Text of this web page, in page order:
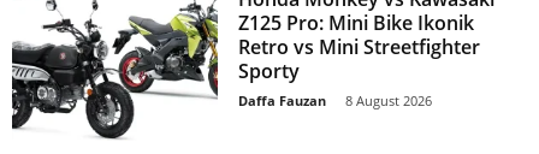
Z125 Pro: Mini Bike Ikonik
Retro vs Mini Streetfighter
Sporty
Daffa Fauzan 8 August 2026